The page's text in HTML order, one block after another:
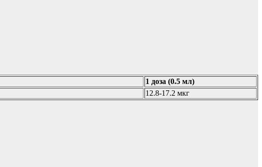
1 доза (0.5 мл)
12.8-17.2 мкг